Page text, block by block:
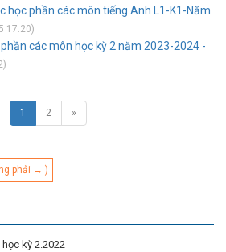
học phần các môn tiếng Anh L1-K1-Năm
17:20)
các môn học kỳ 2 năm 2023-2024 -
1 2 »
phải → )
kỳ 2.2022